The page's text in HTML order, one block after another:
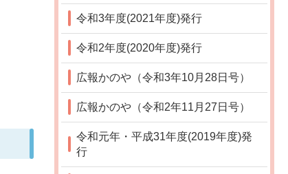
令和3年度(2021年度)発行
令和2年度(2020年度)発行
広報かのや（令和3年10月28日号）
広報かのや（令和2年11月27日号）
令和元年・平成31年度(2019年度)発
行